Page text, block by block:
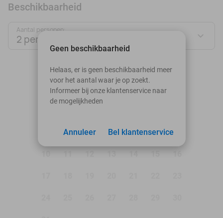
Beschikbaarheid
Aantal personen:
2 personen
augustus 2026
Ma
Di Wo Do Vr
4 5 6 7 8
Geen beschikbaarheid
Helaas, er is geen beschikbaarheid meer
voor het aantal waar je op zoekt.
Informeer bij onze klantenservice naar
de mogelijkheden
Bel klantenservice
Annuleer